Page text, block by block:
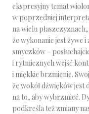
ekspresyjny temat
w poprzedniej
na wielu
że wykonanie jest żywe
smyczków –
i rytmicznych wejść
i miękkie brzmienie.
że wokół dźwięków
na to, aby wybrzmieć.
podkreśla też zmiany